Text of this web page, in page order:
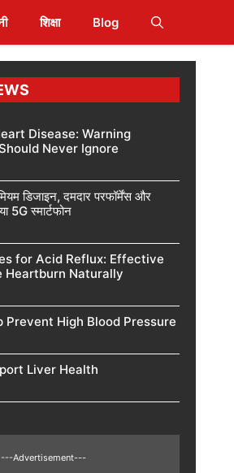
शिक्षा Blog
Disease: Warning
Never Ignore
डिजाइन, दमदार परफॉर्मेंस और
5G स्मार्टफोन
for Acid Reflux: Effective
Heartburn Naturally
Prevent High Blood Pressure
Liver Health
---Advertisement---